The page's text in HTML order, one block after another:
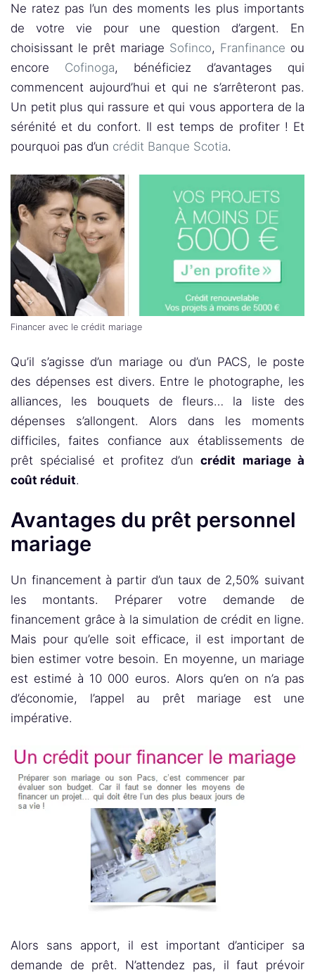
Ne ratez pas l’un des moments les plus importants
de votre vie pour une question d’argent. En
choisissant le prêt mariage Sofinco, Franfinance ou
encore Cofinoga, bénéficiez d’avantages qui
commencent aujourd’hui et qui ne s’arrêteront pas.
Un petit plus qui rassure et qui vous apportera de la
sérénité et du confort. Il est temps de profiter ! Et
pourquoi pas d’un crédit Banque Scotia.
Financer avec le crédit mariage
Qu’il s’agisse d’un mariage ou d’un PACS, le poste
des dépenses est divers. Entre le photographe, les
alliances, les bouquets de fleurs… la liste des
dépenses s’allongent. Alors dans les moments
difficiles, faites confiance aux établissements de
prêt spécialisé et profitez d’uncrédit mariage à
coût réduit.
Avantages du prêt personnel
mariage
Un financement à partir d’un taux de 2,50% suivant
les montants. Préparer votre demande de
financement grâce à la simulation de crédit en ligne.
Mais pour qu’elle soit efficace, il est important de
bien estimer votre besoin. En moyenne, un mariage
est estimé à 10 000 euros. Alors qu’en on n’a pas
d’économie, l’appel au prêt mariage est une
impérative.
Alors sans apport, il est important d’anticiper sa
demande de prêt. N’attendez pas, il faut prévoir